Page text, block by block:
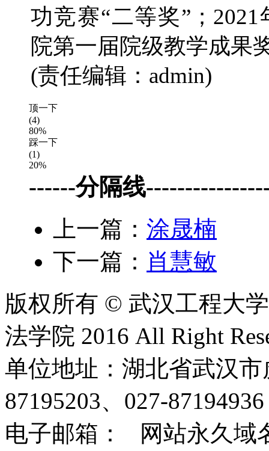
功竞赛“二等奖”；
院第一届院级教学成果
(责任编辑：admin)
顶一下
(4)
80%
踩一下
(1)
20%
------分隔线
上一篇： 涂晟楠
下一篇： 肖慧敏
版权所有 © 武汉工程大
法学院 2016 All Right
单位地址：湖北省武汉
87195203、027-
电子邮箱： 网站永久域